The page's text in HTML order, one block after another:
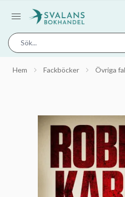
Hem Fackböcker Övriga